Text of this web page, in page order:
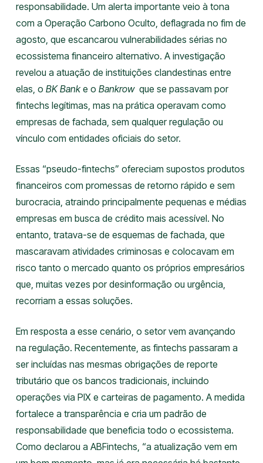
responsabilidade. Um alerta importante veio à tona
com a Operação Carbono Oculto, deflagrada no fim de
agosto, que escancarou vulnerabilidades sérias no
ecossistema financeiro alternativo. A investigação
revelou a atuação de instituições clandestinas entre
elas, o BK Banke o Bankrowque se passavam por
fintechs legítimas, mas na prática operavam como
empresas de fachada, sem qualquer regulação ou
vínculo com entidades oficiais do setor.
Essas “pseudo-fintechs” ofereciam supostos produtos
financeiros com promessas de retorno rápido e sem
burocracia, atraindo principalmente pequenas e médias
empresas em busca de crédito mais acessível. No
entanto, tratava-se de esquemas de fachada, que
mascaravam atividades criminosas e colocavam em
risco tanto o mercado quanto os próprios empresários
que, muitas vezes por desinformação ou urgência,
recorriam a essas soluções.
Em resposta a esse cenário, o setor vem avançando
na regulação. Recentemente, as fintechs passaram a
ser incluídas nas mesmas obrigações de reporte
tributário que os bancos tradicionais, incluindo
operações via PIX e carteiras de pagamento. A medida
fortalece a transparência e cria um padrão de
responsabilidade que beneficia todo o ecossistema.
Como declarou a ABFintechs, “a atualização vem em